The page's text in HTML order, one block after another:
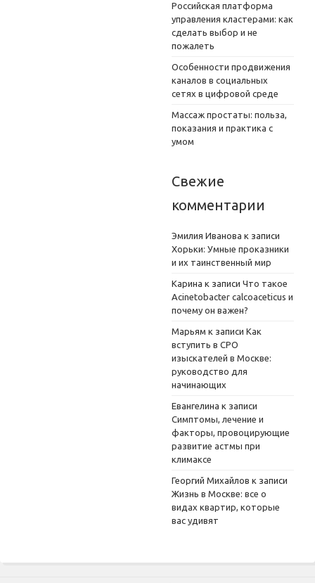
Российская платформа
управления кластерами: как
сделать выбор и не
пожалеть
Особенности продвижения
каналов в социальных
сетях в цифровой среде
Массаж простаты: польза,
показания и практика с
умом
Свежие
комментарии
Эмилия Иванова к записи
Хорьки: Умные проказники
и их таинственный мир
Карина к записи Что такое
Acinetobacter calcoaceticus и
почему он важен?
Марьям к записи Как
вступить в СРО
изыскателей в Москве:
руководство для
начинающих
Евангелина к записи
Симптомы, лечение и
факторы, провоцирующие
развитие астмы при
климаксе
Георгий Михайлов к записи
Жизнь в Москве: все о
видах квартир, которые
вас удивят